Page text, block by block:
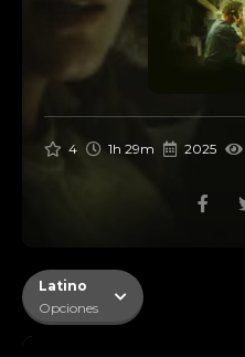
4 1h 29m 2025
Latino
Opciones